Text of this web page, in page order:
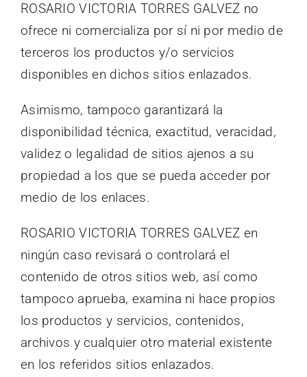
ROSARIO VICTORIA TORRES GALVEZ no
ofrece ni comercializa por sí ni por medio de
terceros los productos y/o servicios
disponibles en dichos sitios enlazados.
Asimismo, tampoco garantizará la
disponibilidad técnica, exactitud, veracidad,
validez o legalidad de sitios ajenos a su
propiedad a los que se pueda acceder por
medio de los enlaces.
ROSARIO VICTORIA TORRES GALVEZ en
ningún caso revisará o controlará el
contenido de otros sitios web, así como
tampoco aprueba, examina ni hace propios
los productos y servicios, contenidos,
archivos y cualquier otro material existente
en los referidos sitios enlazados.